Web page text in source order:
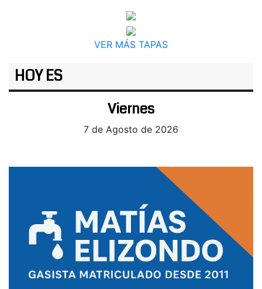
VER MÁS TAPAS
HOY ES
Viernes
7 de Agosto de 2026